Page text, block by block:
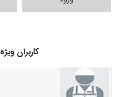
کاربران ویژه